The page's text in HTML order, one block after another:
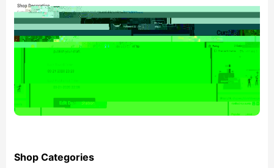
Shop Categories